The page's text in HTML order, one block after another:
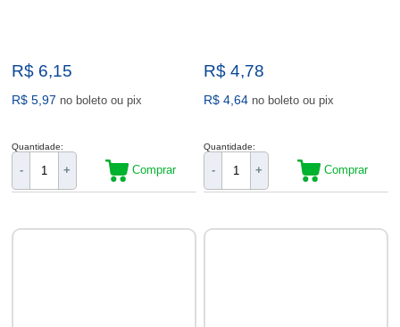
R$ 6,15
R$ 5,97 no boleto ou pix
Quantidade:
- + Comprar
R$ 4,78
R$ 4,64 no boleto ou pix
Quantidade:
- + Comprar